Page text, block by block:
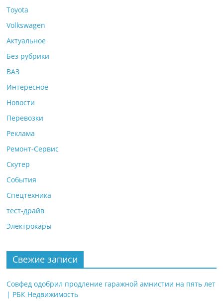
Toyota
Volkswagen
Актуальное
Без рубрики
ВАЗ
Интересное
Новости
Перевозки
Реклама
Ремонт-Сервис
Скутер
События
Спецтехника
тест-драйв
Электрокары
Свежие записи
Совфед одобрил продление гаражной амнистии на пять лет
| РБК Недвижимость